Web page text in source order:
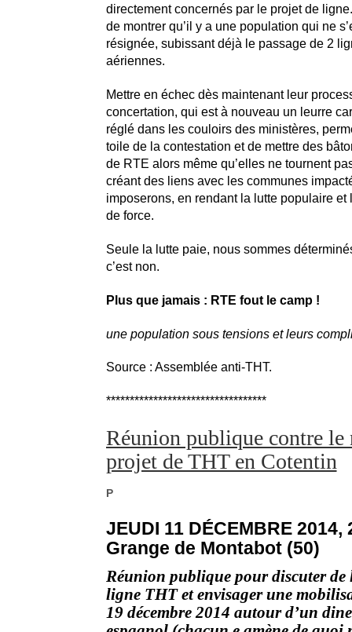
directement concernés par le projet de
de montrer qu’il y a une population qui ne
résignée, subissant déjà le passage de 2
aériennes.
Mettre en échec dès maintenant leur
concertation, qui est à nouveau un leurre
réglé dans les couloirs des ministères,
toile de la contestation et de mettre des
de RTE alors même qu’elles ne tournent
créant des liens avec les communes
imposerons, en rendant la lutte populaire et
de force.
Seule la lutte paie, nous sommes
c’est non.
Plus que jamais : RTE fout le camp !
une population sous tensions et leurs
Source : Assemblée anti-THT.
**********************************
Réunion publique contre le
projet de THT en Cotentin
P
JEUDI 11 DÉCEMBRE 2014,
Grange de Montabot (50)
Réunion publique pour discuter de
ligne THT et envisager une
19 décembre 2014 autour d’un